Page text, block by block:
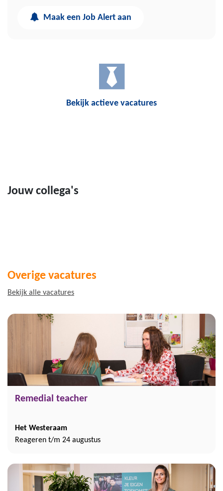
Maak een Job Alert aan
Bekijk actieve vacatures
Jouw collega's
Overige vacatures
Bekijk alle vacatures
Remedial teacher
Het Westeraam
Reageren t/m 24 augustus